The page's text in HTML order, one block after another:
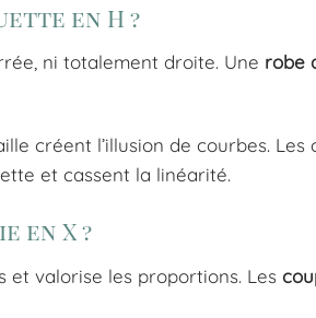
en H ?
ni totalement droite. Une robe
créent l’illusion de courbes. Les
et cassent la linéarité.
en X ?
et valorise les proportions. Les